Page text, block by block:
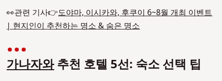
👀관련 기사👉도야마, 이시카와, 후쿠이 6~8월 개최 이벤트
| 현지인이 추천하는 명소 & 숨은 명소
가나자와추천 호텔 5선: 숙소 선택 팁